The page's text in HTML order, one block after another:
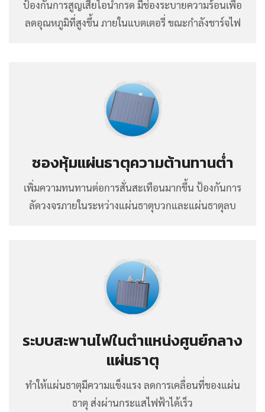
ป้องกันการสูญเสียไอน้ำกรด มีช่องระบายความร้อนเพื่อ
ลดอุณหภูมิที่สูงขึ้น ภายในแบตเตอรี่ ขณะกำลังชาร์จไฟ
ซองหุ้มแผ่นธาตุความต้านทานต่ำ
เพิ่มความทนทานต่อการสั่นสะเทือนมากขึ้น ป้องกันการ
ลัดวงจรภายในระหว่างแผ่นธาตุบวกและแผ่นธาตุลบ
ระบบสะพานไฟในตำแหน่งศูนย์กลาง
แผ่นธาตุ
ทำให้แผ่นธาตุมีความแข็งแรง ลดการเคลื่อนที่ของแผ่น
ธาตุ ส่งผ่านกระแสไฟฟ้าได้เร็ว